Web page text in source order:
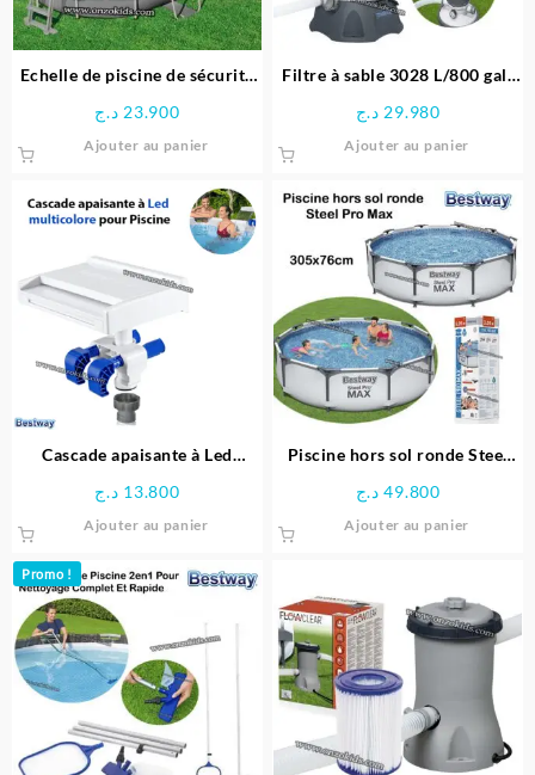
Echelle de piscine de sécurité
23.900 د.ج
Ajouter au panier
Filtre à sable 3028 L/800 gal-
29.980 د.ج
Ajouter au panier
Cascade apaisante à Led
Bestway
13.800 د.ج
Ajouter au panier
Piscine hors sol ronde Steel
49.800 د.ج
Ajouter au panier
Promo !